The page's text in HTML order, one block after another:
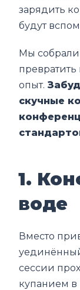
зарядить
будут
Мы собрали
опыт.
скучные
1.
воде
Вместо
сессии
купанием в